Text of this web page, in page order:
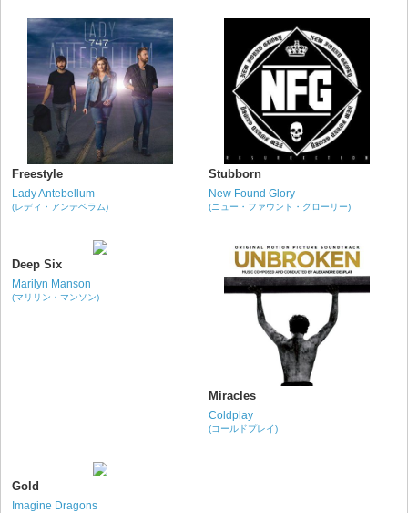
Freestyle
Lady Antebellum
(レディ・アンテベラム)
Stubborn
New Found Glory
(ニュー・ファウンド・グローリー)
Deep Six
Marilyn Manson
(マリリン・マンソン)
Miracles
Coldplay
(コールドプレイ)
Gold
Imagine Dragons